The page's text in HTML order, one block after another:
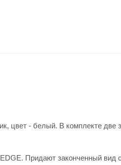
цвет - белый. В комплекте две
Придают законченный вид